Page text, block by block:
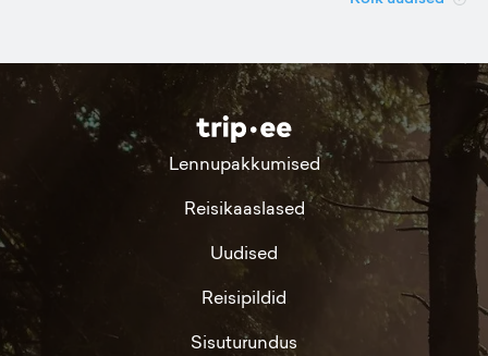
Lennupakkumised
Reisikaaslased
Uudised
Reisipildid
Sisuturundus